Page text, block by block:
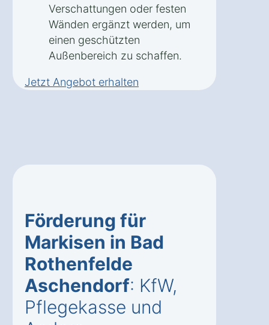
Verschattungen oder festen
Wänden ergänzt werden, um
einen geschützten
Außenbereich zu schaffen.
Jetzt Angebot erhalten
Förderung für
Markisen in Bad
Rothenfelde
Aschendorf: KfW,
Pflegekasse und